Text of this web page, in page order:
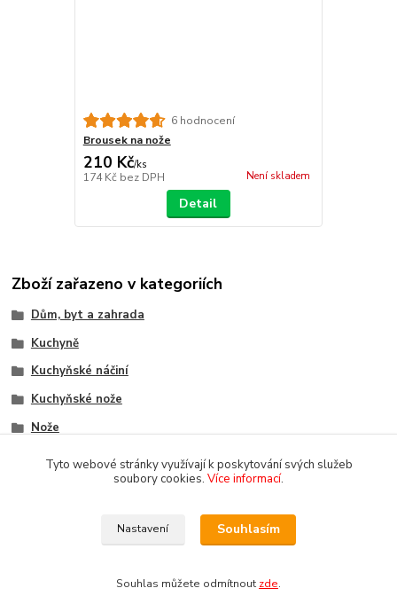
6 hodnocení
Brousek na nože
210 Kč/ks
174 Kč bez DPH Není skladem
Detail
Zboží zařazeno v kategoriích
Dům, byt a zahrada
Kuchyně
Kuchyňské náčiní
Kuchyňské nože
Nože
Jednotlivé nože
Copyright 2018-2025 DOMOMARKET.CZ
Tyto webové stránky využívají k poskytování svých služeb
soubory cookies. Více informací.
Nastavení Souhlasím
Souhlas můžete odmítnout zde.